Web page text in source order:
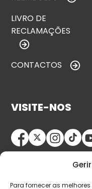
Para fornecer as
LIVRO DE
RECLAMAÇÕES
CONTACTOS
VISITE-NOS